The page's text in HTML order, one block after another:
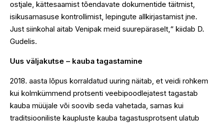
ostjale, kättesaamist tõendavate dokumentide täitmist,
isikusamasuse kontrollimist, lepingute allkirjastamist jne.
Just siinkohal aitab Venipak meid suurepäraselt,“ kiidab D.
Gudelis.
Uus väljakutse – kauba tagastamine
2018. aasta lõpus korraldatud uuring näitab, et veidi rohkem
kui kolmkümmend protsenti veebipoodlejatest tagastab
kauba müüjale või soovib seda vahetada, samas kui
traditsiooniliste kaupluste kauba tagastusprotsent ulatub